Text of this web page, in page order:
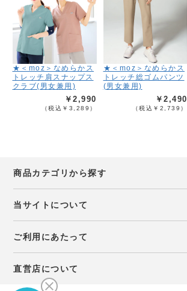
★＜moz＞なめらかス
トレッチ肩スナップス
クラブ(男女兼用)
￥2,990
（税込￥3,289）
★＜moz＞なめらかス
トレッチ総ゴムパンツ
(男女兼用)
￥2,490
（税込￥2,739）
商品カテゴリから探す
当サイトについて
ご利用にあたって
直営店について